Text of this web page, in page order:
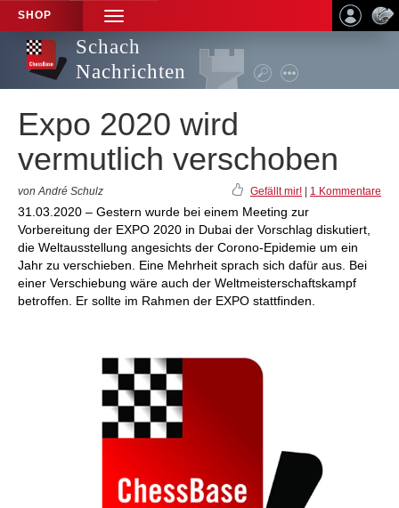
SHOP
TOGGLE
NAVIGATION
Schach
Nachrichten
Expo 2020 wird
vermutlich verschoben
von André Schulz Gefällt mir! 1 Kommentare
31.03.2020 – Gestern wurde bei einem Meeting zur
Vorbereitung der EXPO 2020 in Dubai der Vorschlag diskutiert,
die Weltausstellung angesichts der Corono-Epidemie um ein
Jahr zu verschieben. Eine Mehrheit sprach sich dafür aus. Bei
einer Verschiebung wäre auch der Weltmeisterschaftskampf
betroffen. Er sollte im Rahmen der EXPO stattfinden.